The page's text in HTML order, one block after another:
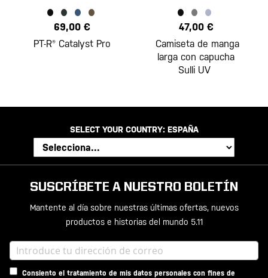
69,00 €
PT-R® Catalyst Pro
47,00 €
Camiseta de manga
larga con capucha
Sulli UV
SELECT YOUR COUNTRY: ESPAÑA
SUSCRÍBETE A NUESTRO BOLETÍN
Mantente al día sobre nuestras últimas ofertas, nuevos
productos e historias del mundo 5.11
Consiento el tratamiento de mis datos personales con fines de